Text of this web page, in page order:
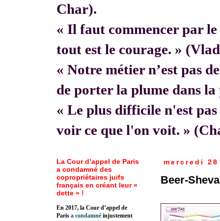
Char).
« Il faut commencer par le
tout est le courage. »
« Notre métier n’est pas
de porter la plume dans
« Le plus difficile n'est
voir ce que l'on voit. »
mercredi
Beer-Sheva
La Cour d’appel de Paris
a condamné des
copropriétaires juifs
français en créant leur «
dette » !
En 2017, la Cour d’appel de
Paris a condamné injustement